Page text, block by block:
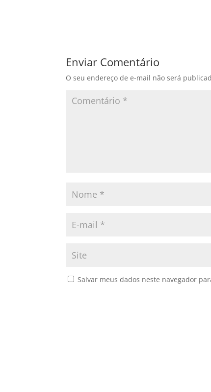
Enviar Comentário
O seu endereço de e-mail não será
Salvar meus dados neste navegador